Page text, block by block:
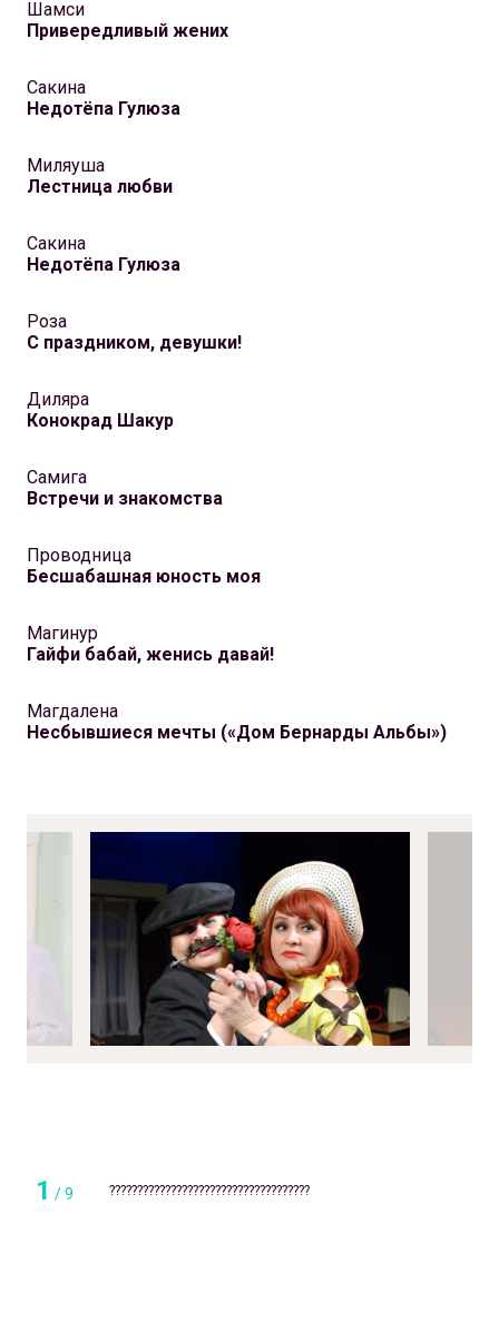
Шамси
Привередливый жених
Сакина
Недотёпа Гулюза
Миляуша
Лестница любви
Сакина
Недотёпа Гулюза
Роза
С праздником, девушки!
Диляра
Конокрад Шакур
Самига
Встречи и знакомства
Проводница
Бесшабашная юность моя
Магинур
Гайфи бабай, женись давай!
Магдалена
Несбывшиеся мечты («Дом Бернарды Альбы»)
1 /9 ????????????????????????????????????